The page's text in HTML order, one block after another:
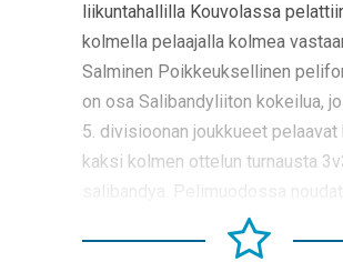
liikuntahallilla Kouvolassa
kolmella pelaajalla kolmea
Salminen Poikkeuksellinen
on osa Salibandyliiton kokeilua,
5. divisioonan joukkueet pelaavat
kaksi kolmen ottelun turnausta
salibandya. Pelimuodossa